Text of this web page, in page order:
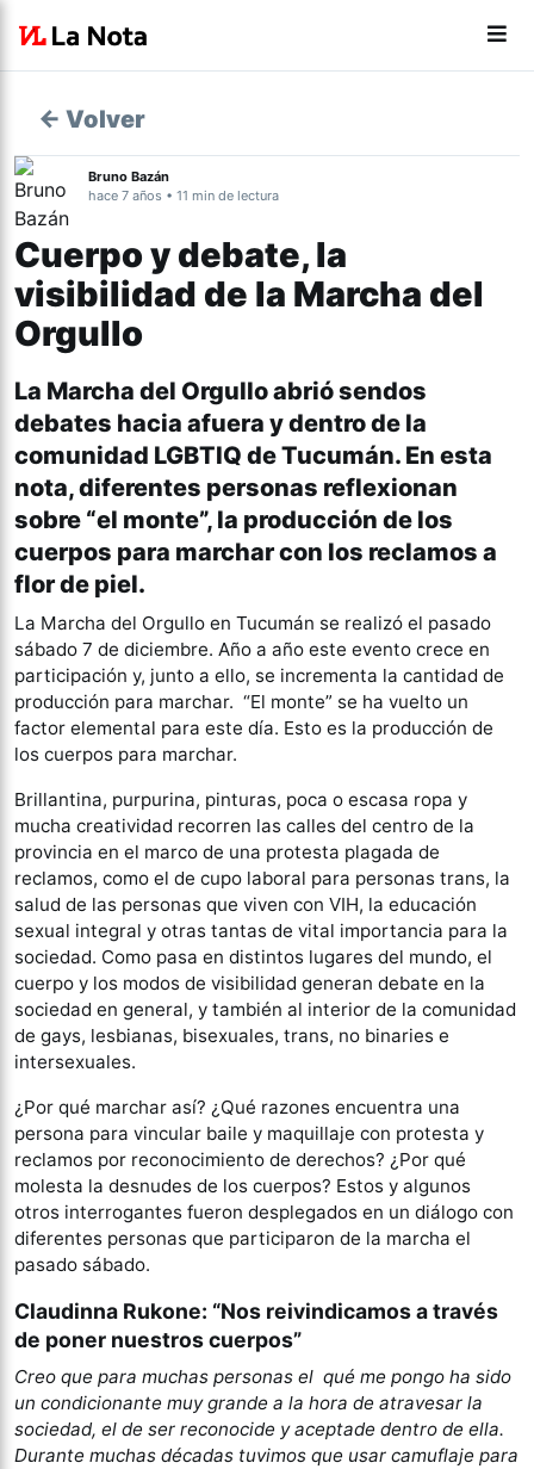
← Volver
Bruno Bazán
hace 7 años • 11 min de lectura
Cuerpo y debate, la
visibilidad de la Marcha del
Orgullo
La Marcha del Orgullo abrió sendos
debates hacia afuera y dentro de la
comunidad LGBTIQ de Tucumán. En esta
nota, diferentes personas reflexionan
sobre “el monte”, la producción de los
cuerpos para marchar con los reclamos a
flor de piel.
La Marcha del Orgullo en Tucumán se realizó el pasado
sábado 7 de diciembre. Año a año este evento crece en
participación y, junto a ello, se incrementa la cantidad de
producción para marchar. “El monte” se ha vuelto un
factor elemental para este día. Esto es la producción de
los cuerpos para marchar.
Brillantina, purpurina, pinturas, poca o escasa ropa y
mucha creatividad recorren las calles del centro de la
provincia en el marco de una protesta plagada de
reclamos, como el de cupo laboral para personas trans, la
salud de las personas que viven con VIH, la educación
sexual integral y otras tantas de vital importancia para la
sociedad. Como pasa en distintos lugares del mundo, el
cuerpo y los modos de visibilidad generan debate en la
sociedad en general, y también al interior de la comunidad
de gays, lesbianas, bisexuales, trans, no binaries e
intersexuales.
¿Por qué marchar así? ¿Qué razones encuentra una
persona para vincular baile y maquillaje con protesta y
reclamos por reconocimiento de derechos? ¿Por qué
molesta la desnudes de los cuerpos? Estos y algunos
otros interrogantes fueron desplegados en un diálogo con
diferentes personas que participaron de la marcha el
pasado sábado.
Claudinna Rukone: “Nos reivindicamos a través
de poner nuestros cuerpos”
Creo que para muchas personas el qué me pongo ha sido
un condicionante muy grande a la hora de atravesar la
sociedad, el de ser reconocide y aceptade dentro de ella.
Durante muchas décadas tuvimos que usar camuflaje para